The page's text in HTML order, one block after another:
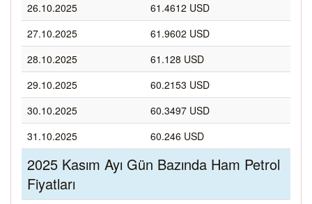
26.10.2025
61.4612 USD
27.10.2025
61.9602 USD
28.10.2025
61.128 USD
29.10.2025
60.2153 USD
30.10.2025
60.3497 USD
31.10.2025
60.246 USD
2025 Kasım Ayı Gün Bazında Ham Petrol
Fiyatları